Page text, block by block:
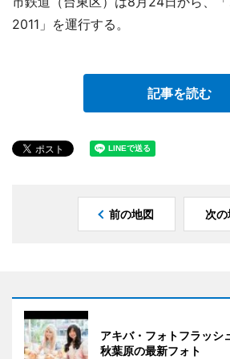
2011」を運行する。
記事を読む
前の地図 次の
アキバ・フォトフラッシ
秋葉原の最新フォト